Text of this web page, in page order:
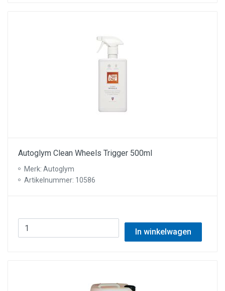
Autoglym Clean Wheels Trigger 500ml
Merk: Autoglym
Artikelnummer: 10586
In winkelwagen